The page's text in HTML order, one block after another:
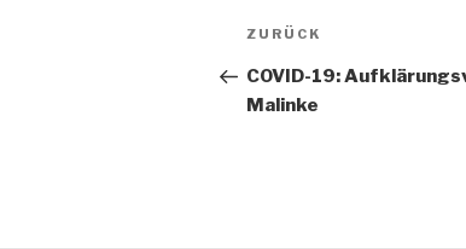
Beitrags-
Navigation
Vorheriger
ZURÜCK
COVID-19:
Malinke